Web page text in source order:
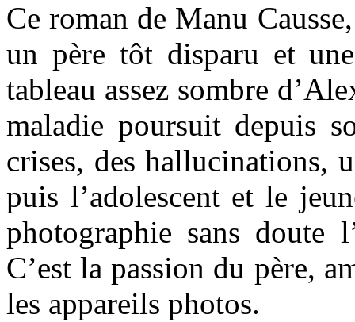
Ce roman de Manu
un père tôt disparu et
tableau assez sombre
maladie poursuit depuis
crises, des hallucinations,
puis l’adolescent et le
photographie sans doute
C’est la passion du père,
les appareils photos.